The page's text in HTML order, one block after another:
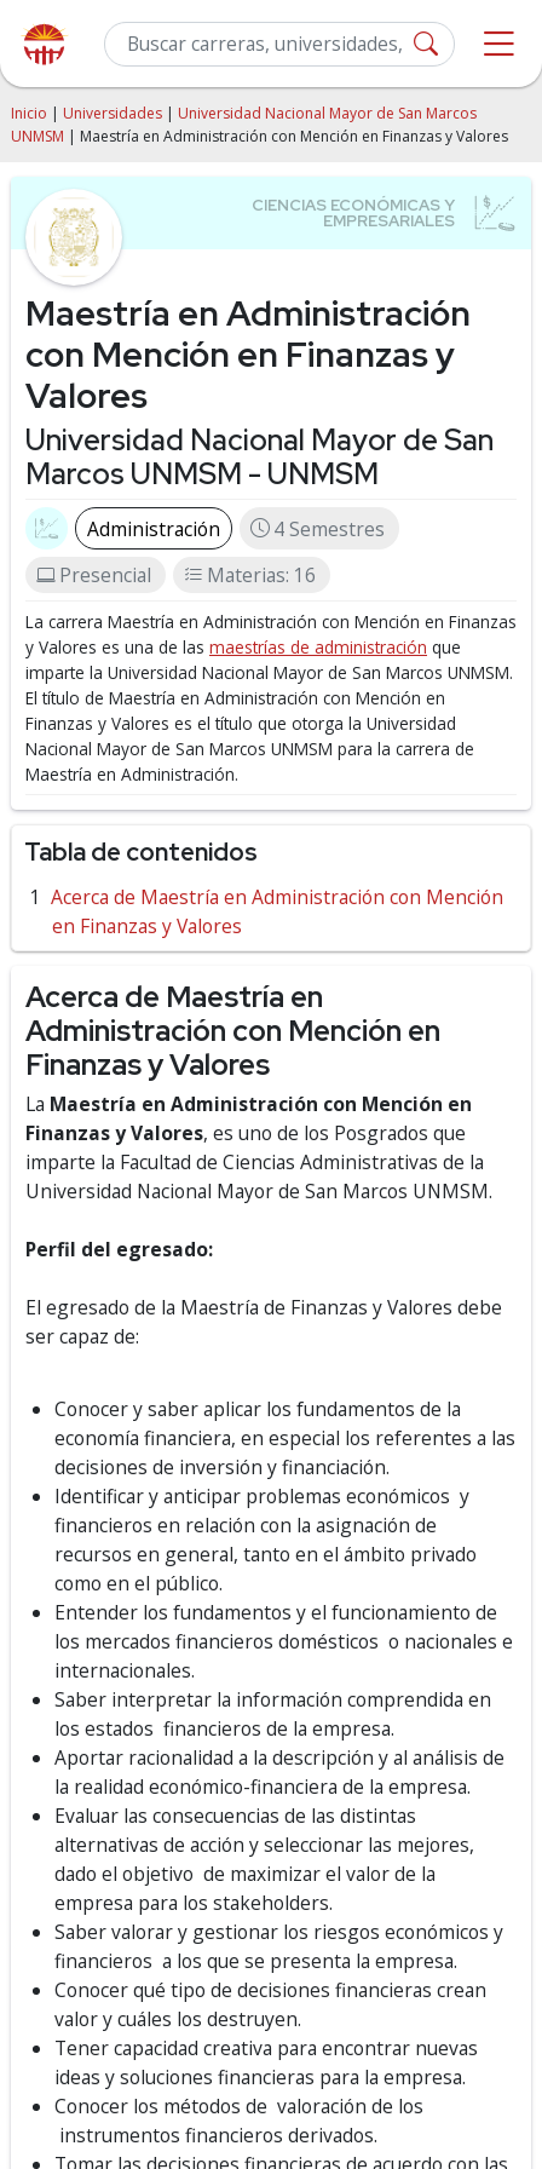
Inicio | Universidades | Universidad Nacional Mayor de San Marcos
UNMSM | Maestría en Administración con Mención en Finanzas y Valores
Maestría en Administración
con Mención en Finanzas y
Valores
Universidad Nacional Mayor de San
Marcos UNMSM - UNMSM
Administración
4 Semestres
Presencial
Materias: 16
La carrera Maestría en Administración con Mención en Finanzas
y Valores es una de las maestrías de administración que
imparte la Universidad Nacional Mayor de San Marcos UNMSM.
El título de Maestría en Administración con Mención en
Finanzas y Valores es el título que otorga la Universidad
Nacional Mayor de San Marcos UNMSM para la carrera de
Maestría en Administración.
Tabla de contenidos
Acerca de Maestría en Administración con Mención
en Finanzas y Valores
Acerca de Maestría en
Administración con Mención en
Finanzas y Valores
La Maestría en Administración con Mención en
Finanzas y Valores, es uno de los Posgrados que
imparte la Facultad de Ciencias Administrativas de la
Universidad Nacional Mayor de San Marcos UNMSM.
Perfil del egresado:
El egresado de la Maestría de Finanzas y Valores debe
ser capaz de:
Conocer y saber aplicar los fundamentos de la
economía financiera, en especial los referentes a las
decisiones de inversión y financiación.
Identificar y anticipar problemas económicos y
financieros en relación con la asignación de
recursos en general, tanto en el ámbito privado
como en el público.
Entender los fundamentos y el funcionamiento de
los mercados financieros domésticos o nacionales e
internacionales.
Saber interpretar la información comprendida en
los estados financieros de la empresa.
Aportar racionalidad a la descripción y al análisis de
la realidad económico-financiera de la empresa.
Evaluar las consecuencias de las distintas
alternativas de acción y seleccionar las mejores,
dado el objetivo de maximizar el valor de la
empresa para los stakeholders.
Saber valorar y gestionar los riesgos económicos y
financieros a los que se presenta la empresa.
Conocer qué tipo de decisiones financieras crean
valor y cuáles los destruyen.
Tener capacidad creativa para encontrar nuevas
ideas y soluciones financieras para la empresa.
Conocer los métodos de valoración de los
instrumentos financieros derivados.